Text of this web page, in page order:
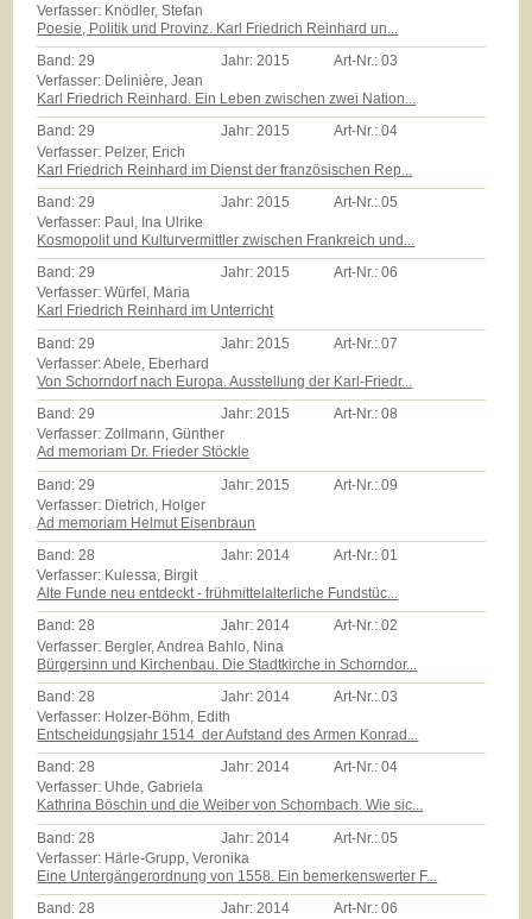
Verfasser: Knödler, Stefan
Poesie, Politik und Provinz. Karl Friedrich Reinhard un...
Band:29 Jahr:2015 Art-Nr.:03
Verfasser: Delinière, Jean
Karl Friedrich Reinhard. Ein Leben zwischen zwei Nation...
Band:29 Jahr:2015 Art-Nr.:04
Verfasser: Pelzer, Erich
Karl Friedrich Reinhard im Dienst der französischen Rep...
Band: 29 Jahr: 2015 Art-Nr.:05
Verfasser: Paul, Ina Ulrike
Kosmopolit und Kulturvermittler zwischen Frankreich und...
Band:29 Jahr:2015 Art-Nr.:06
Verfasser: Würfel, Maria
Karl Friedrich Reinhard im Unterricht
Band: 29 Jahr: 2015 Art-Nr.:07
Verfasser: Abele, Eberhard
Von Schorndorf nach Europa. Ausstellung der Karl-Friedr...
Band:29 Jahr:2015 Art-Nr.:08
Verfasser: Zollmann, Günther
Ad memoriam Dr. Frieder Stöckle
Band: 29 Jahr: 2015 Art-Nr.:09
Verfasser: Dietrich, Holger
Ad memoriam Helmut Eisenbraun
Band:28 Jahr:2014 Art-Nr.:01
Verfasser: Kulessa, Birgit
Alte Funde neu entdeckt - frühmittelalterliche Fundstüc...
Band:28 Jahr:2014 Art-Nr.:02
Verfasser: Bergler, Andrea Bahlo, Nina
Bürgersinn und Kirchenbau. Die Stadtkirche in Schorndor...
Band:28 Jahr:2014 Art-Nr.:03
Verfasser: Holzer-Böhm, Edith
Entscheidungsjahr 1514  der Aufstand des Armen Konrad...
Band:28 Jahr:2014 Art-Nr.:04
Verfasser: Uhde, Gabriela
Kathrina Böschin und die Weiber von Schornbach. Wie sic...
Band: 28 Jahr: 2014 Art-Nr.:05
Verfasser: Härle-Grupp, Veronika
Eine Untergängerordnung von 1558. Ein bemerkenswerter F...
Band:28 Jahr:2014 Art-Nr.:06